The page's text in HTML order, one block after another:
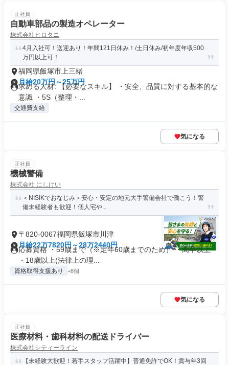
正社員
自動車部品の製造オペレーター
株式会社ヒロタニ
4月入社可！送迎あり！年間121日休み！/土日休み/初年度年収500
万円以上可！
福岡県飯塚市上三緒
月給20万円～25万円
求める人材: 【必要なスキル】 ・安全、品質に対する基本的な
意識 ・5S（整理・...
交通費支給
気になる
正社員
機械警備
株式会社 にしけい
＜NISIKでおなじみ＞安心・安定の地元大手警備会社で働こう！警
備未経験者も歓迎！個人宅や...
〒820-0067福岡県飯塚市川津
月給22万7820円～28万2440円
応募資格 ・59歳まで（※定年60歳までのため） ・高卒以上
・18歳以上(法律上の理...
資格取得支援あり +8個
気になる
正社員
医療材料・歯科材料の配送ドライバー
​株式会社シティーライン
【未経験大歓迎！若手スタッフ活躍中】普通免許でOK！賞与年3回